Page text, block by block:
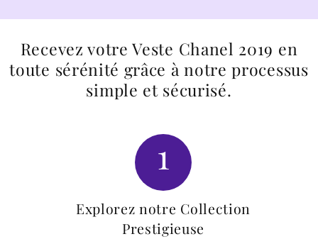
Recevez votre Veste Chanel 2019 en
toute sérénité grâce à notre processus
simple et sécurisé.
1
Explorez notre Collection
Prestigieuse